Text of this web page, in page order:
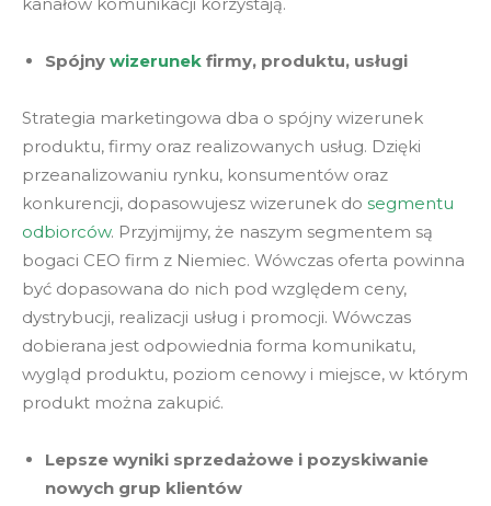
Spójny wizerunek firmy, produktu, usługi
Strategia marketingowa dba o spójny wizerunek
produktu, firmy oraz realizowanych usług. Dzięki
przeanalizowaniu rynku, konsumentów oraz
konkurencji, dopasowujesz wizerunek do segmentu
odbiorców. Przyjmijmy, że naszym segmentem są
bogaci CEO firm z Niemiec. Wówczas oferta powinna
być dopasowana do nich pod względem ceny,
dystrybucji, realizacji usług i promocji. Wówczas
dobierana jest odpowiednia forma komunikatu,
wygląd produktu, poziom cenowy i miejsce, w którym
produkt można zakupić.
Lepsze wyniki sprzedażowe i pozyskiwanie
nowych grup klientów